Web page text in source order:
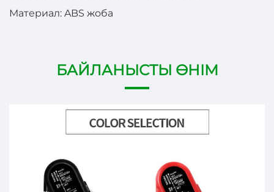
Материал: ABS жоба
БАЙЛАНЫСТЫ ӨНІМ